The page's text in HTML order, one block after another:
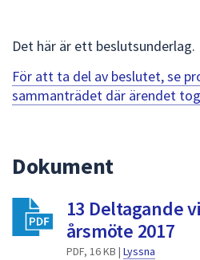
Det här är ett beslutsunderlag.
För att ta del av beslutet, se
sammanträdet där ärendet
Dokument
13 Deltagande
årsmöte 2017
PDF, 16 KB | Lyssna